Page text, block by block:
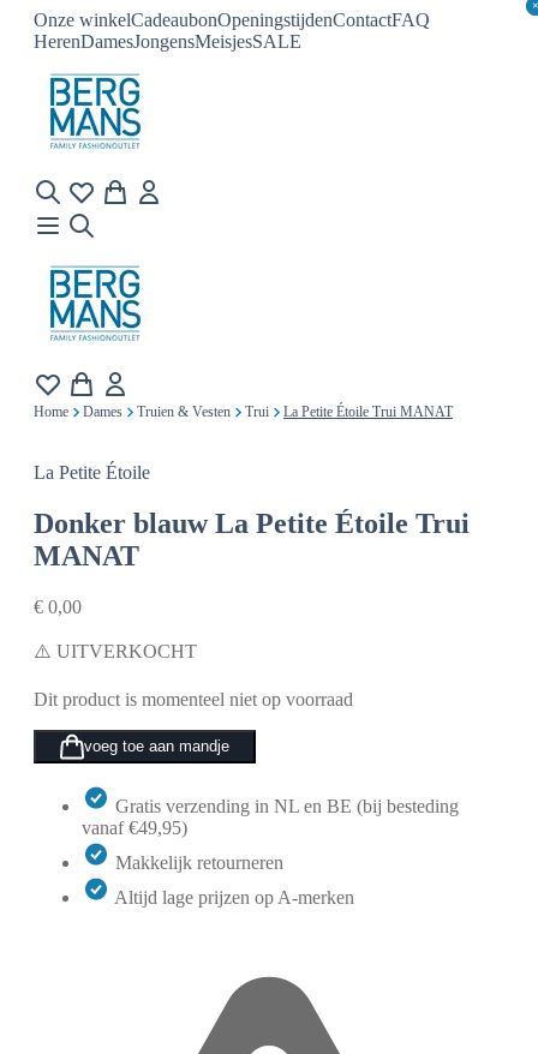
Onze winkelCadeaubonOpeningstijdenContactFAQ
HerenDamesJongensMeisjesSALE
×
×
Home Dames Truien & Vesten Trui La Petite Étoile Trui MANAT
La Petite Étoile
Donker blauw La Petite Étoile Trui
MANAT
€ 0,00
⚠️ UITVERKOCHT
Dit product is momenteel niet op voorraad
voeg toe aan mandje
Gratis verzending in NL en BE (bij besteding
vanaf €49,95)
Makkelijk retourneren
Altijd lage prijzen op A-merken